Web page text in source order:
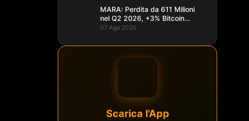
MARA: Perdita da 611 Milioni
nel Q2 2026, +3% Bitcoin
Minati
07 Ago 2026
Scarica l'App